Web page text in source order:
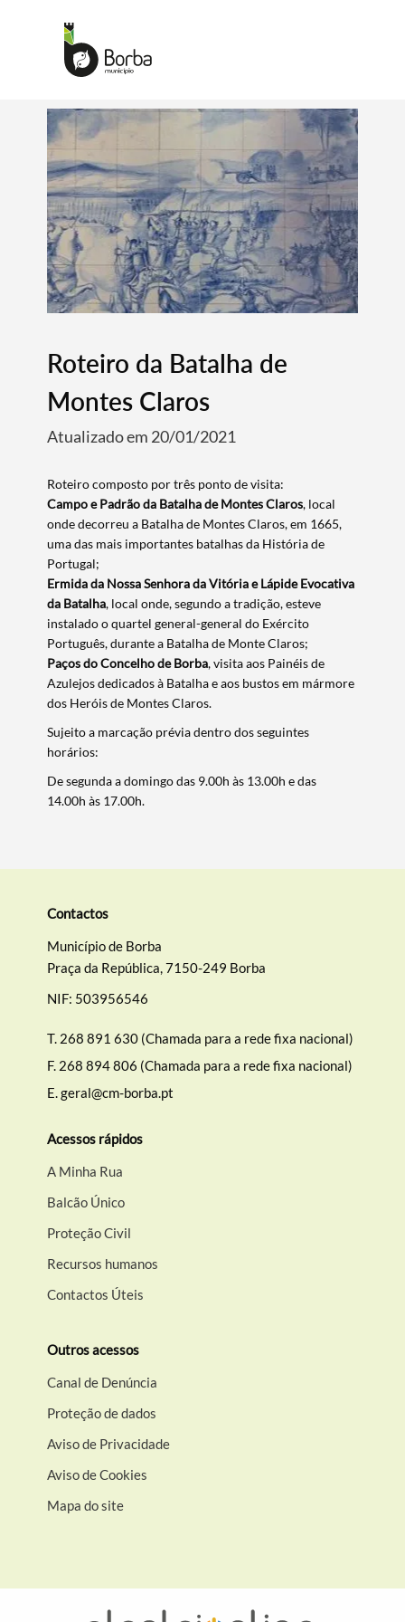
Termo de Pesquisa
Categorias gerais
Roteiro da Batalha de
Montes Claros
Atualizado em 20/01/2021
​Roteiro composto por três ponto de visita:
Campo e Padrão da Batalha de Montes Claros, local
onde decorreu a Batalha de Montes Claros, em 1665,
uma das mais importantes batalhas da História de
Portugal;
Ermida da Nossa Senhora da Vitória e Lápide Evocativa
da Batalha, local onde, segundo a tradição, esteve
instalado o quartel general-general do Exército
Português, durante a Batalha de Monte Claros;
Paços do Concelho de Borba, visita aos Painéis de
Azulejos dedicados à Batalha e aos bustos em mármore
dos Heróis de Montes Claros.
Sujeito a marcação prévia dentro dos seguintes
horários:
De segunda a domingo das 9.00h às 13.00h e das
14.00h às 17.00h.
Contactos
Município de Borba
Praça da República, 7150-249 Borba
NIF: 503956546
T. 268 891 630 (Chamada para a rede fixa nacional)
F. 268 894 806 (Chamada para a rede fixa nacional)
E.geral@cm-borba.pt
Acessos rápidos
A Minha Rua
Balcão Único
Proteção Civil
Recursos humanos
Contactos Úteis
Outros acessos
Canal de Denúncia
Proteção de dados
Aviso de Privacidade
Aviso de Cookies
Mapa do site